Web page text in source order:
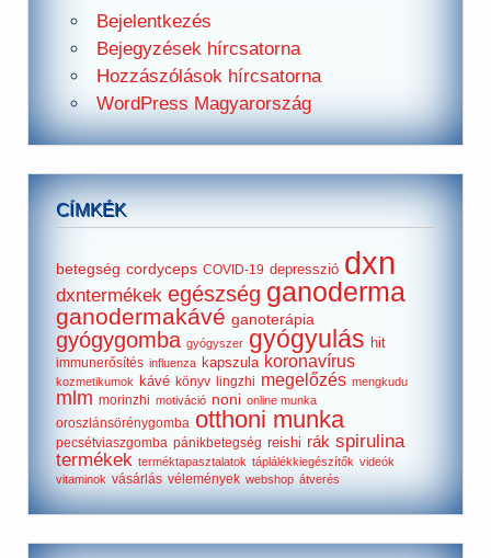
Bejelentkezés
Bejegyzések hírcsatorna
Hozzászólások hírcsatorna
WordPress Magyarország
CÍMKÉK
betegség cordyceps COVID-19 depresszió dxn
dxntermékek egészség ganoderma
ganodermakávé ganoterápia
gyógygomba gyógyszer gyógyulás hit
immunerősítés influenza kapszula koronavírus
kozmetikumok kávé könyv lingzhi megelőzés mengkudu
mlm morinzhi motiváció noni online munka
oroszlánsörénygomba otthoni munka
pecsétviaszgomba pánikbetegség reishi rák spirulina
termékek terméktapasztalatok táplálékkiegészítők videók
vitaminok vásárlás vélemények webshop átverés